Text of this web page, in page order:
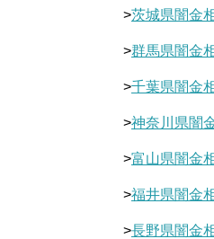
>茨城県闇金
>群馬県闇金
>千葉県闇金
>神奈川県闇
>富山県闇金
>福井県闇金
>長野県闇金